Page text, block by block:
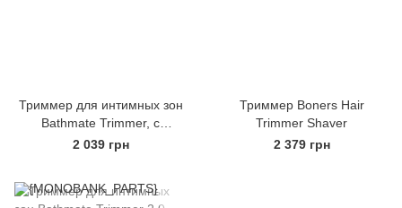
Триммер для интимных зон
Bathmate Trimmer, с
насадками 1-4мм, 3мм, 6мм,
2 039 грн
Триммер Boners Hair
Trimmer Shaver
2 379 грн